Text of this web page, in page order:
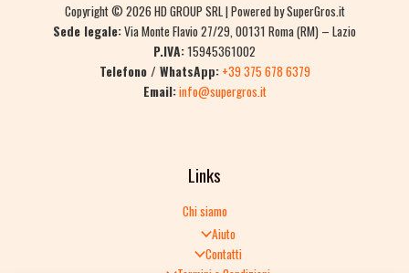
Copyright © 2026 HD GROUP SRL | Powered by SuperGros.it
Sede legale:Via Monte Flavio 27/29, 00131 Roma (RM) – Lazio
P.IVA:15945361002
Telefono / WhatsApp: +39 375 678 6379
Email:info@supergros.it
Links
Chi siamo
Aiuto
Contatti